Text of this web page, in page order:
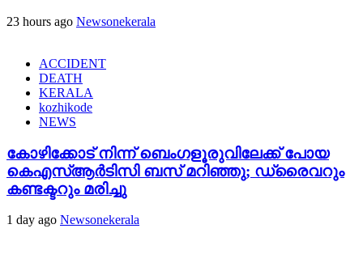
23 hours ago Newsonekerala
ACCIDENT
DEATH
KERALA
kozhikode
NEWS
കോഴിക്കോട് നിന്ന് ബെംഗളൂരുവിലേക്ക് പോയ
കെഎസ്ആർടിസി ബസ് മറിഞ്ഞു; ഡ്രൈവറും
കണ്ടക്ടറും മരിച്ചു
1 day ago Newsonekerala